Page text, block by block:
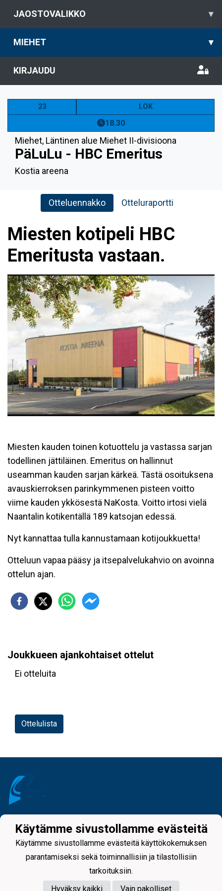
JAOSTOVALIKKO ▾
MIEHET ▾
KIRJAUDU
23 LOK
18.30
Miehet, Läntinen alue Miehet II-divisioona
PäLuLu - HBC Emeritus
Kostia areena
Otteluennakko Otteluraportti
Miesten kotipeli HBC
Emeritusta vastaan.
Miesten kauden toinen kotuottelu ja vastassa sarjan
todellinen jättiläinen. Emeritus on hallinnut
useamman kauden sarjan kärkeä. Tästä osoituksena
avauskierroksen parinkymmenen pisteen voitto
viime kauden ykkösestä NaKosta. Voitto irtosi vielä
Naantalin kotikentällä 189 katsojan edessä.
Nyt kannattaa tulla kannustamaan kotijoukkuetta!
Otteluun vapaa pääsy ja itsepalvelukahvio on avoinna
ottelun ajan.
Joukkueen ajankohtaiset ottelut
Ei otteluita
Ottelulista
Tietosuojaseloste
Käytämme sivustollamme evästeitä
Käytämme sivustollamme evästeitä käyttökokemuksen
parantamiseksi sekä toiminnallisiin ja tilastollisiin
tarkoituksiin.
Hyväksy kaikki
Vain pakolliset